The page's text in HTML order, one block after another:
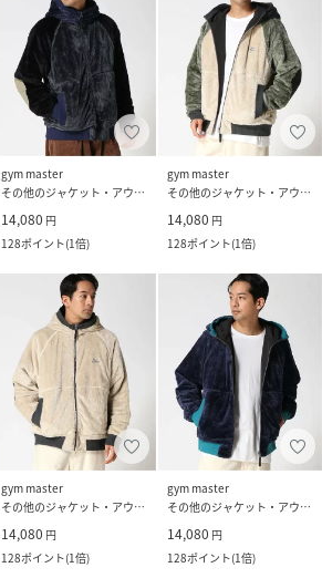
gym master
その他のジャケット・アウター
14,080 円
128ポイント(1倍)
gym master
その他のジャケット・アウター
14,080 円
128ポイント(1倍)
gym master
その他のジャケット・アウター
14,080 円
128ポイント(1倍)
gym master
その他のジャケット・アウター
14,080 円
128ポイント(1倍)